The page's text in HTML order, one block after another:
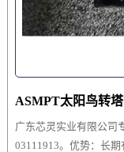
ASMPT太阳鸟转
广东芯灵实业有限公司
03111913。优势：长